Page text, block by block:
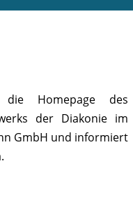
Homepage des
der Diakonie im
GmbH und informiert